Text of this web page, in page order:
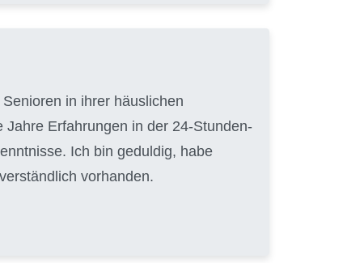
in ihrer häuslichen
Erfahrungen in der 24-Stunden-
Ich bin geduldig, habe
vorhanden.